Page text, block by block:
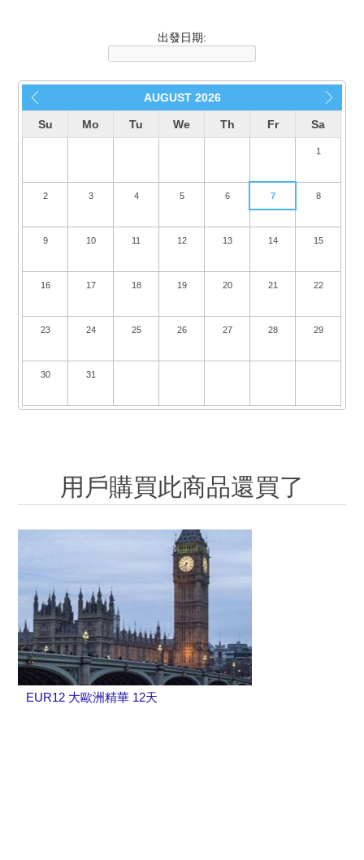
出發日期:
AUGUST 2026
Su Mo Tu We Th Fr Sa
1
2 3 4 5 6 7 8
9 10 11 12 13 14 15
16 17 18 19 20 21 22
23 24 25 26 27 28 29
30 31
用戶購買此商品還買了
EUR12 大歐洲精華 12天